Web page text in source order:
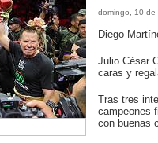
domingo, 10 de
Diego
Julio César
caras y
Tras tres
campeones
con buenas